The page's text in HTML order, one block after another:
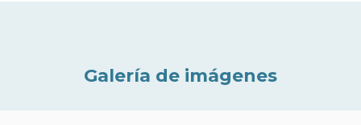
Galería de imágenes